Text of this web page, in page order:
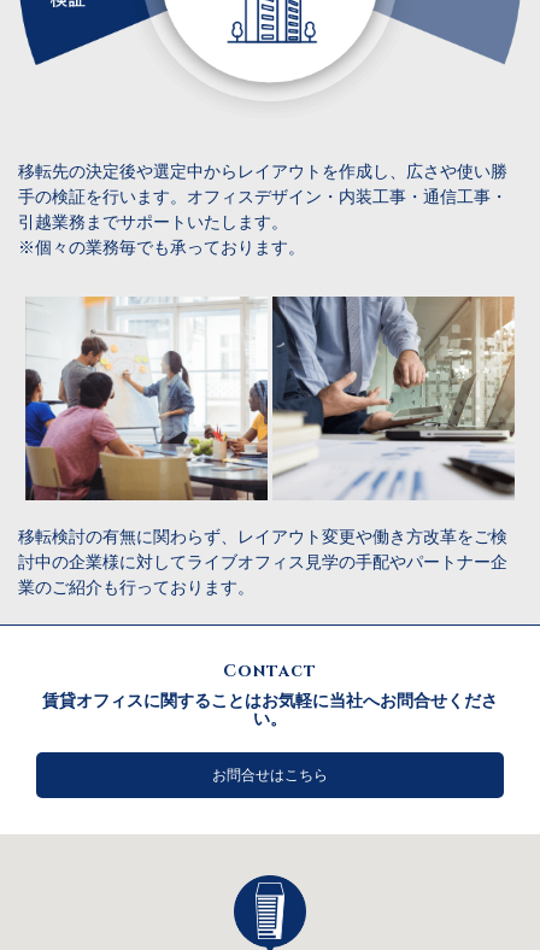
移転先の決定後や選定中からレイアウトを作成し、広さや使い勝
手の検証を行います。オフィスデザイン・内装工事・通信工事・
引越業務までサポートいたします。
※個々の業務毎でも承っております。
移転検討の有無に関わらず、レイアウト変更や働き方改革をご検
討中の企業様に対してライブオフィス見学の手配やパートナー企
業のご紹介も行っております。
Contact
賃貸オフィスに関することはお気軽に当社へお問合せくださ
い。
お問合せはこちら